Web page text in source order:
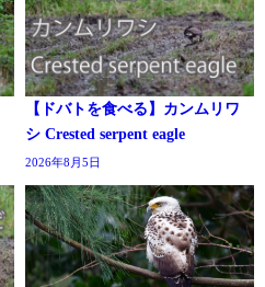
【ドバトを食べる】カンムリワ
シ Crested serpent eagle
2026年8月5日